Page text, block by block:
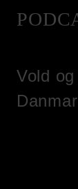
Vold